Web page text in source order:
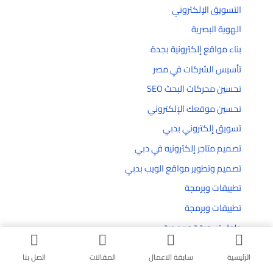
التسويق الإلكتروني
الهوية البصرية
بناء مواقع إلكترونية بجدة
تأسيس الشركات في مصر
تحسين محركات البحث SEO
تحسين موقعك الإلكتروني
تسويق إلكتروني بدبي
تصميم متاجر إلكترونيه في دبي
تصميم وتطوير مواقع الويب بدبي
تطبيقات وبرمجة
تطبيقات وبرمجة
حلول تسويقة وبرمجية
دبي فيوهات
الرئيسية سابقة الاعمال المقالات اتصل بنا